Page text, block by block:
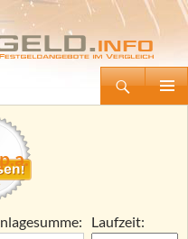
Tagesgeld.info – Tagesgeldkonten vergleichen und Tagesgeld-Zinsen berechnen
Laufzeit: